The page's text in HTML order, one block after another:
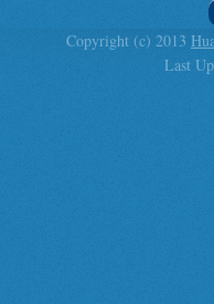
Copyright (c) 2013
Last